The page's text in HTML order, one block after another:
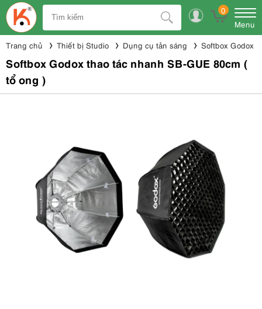
0
Menu
Trang chủ Thiết bị Studio Dụng cụ tản sáng Softbox Godox
Softbox Godox thao tác nhanh SB-GUE 80cm (
tổ ong )